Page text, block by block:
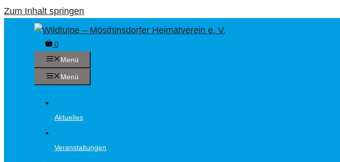
Zum Inhalt springen
0
Menü
Menü
Aktuelles
Veranstaltungen